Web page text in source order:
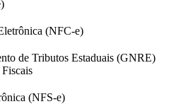
(NFC-e)
de Tributos Estaduais (GNRE)
(NFS-e)